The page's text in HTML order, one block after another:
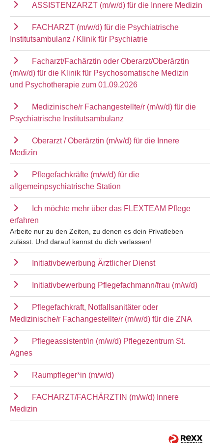
ASSISTENZARZT (m/w/d) für die Innere Medizin
FACHARZT (m/w/d) für die Psychiatrische
Institutsambulanz / Klinik für Psychiatrie
Facharzt/Fachärztin oder Oberarzt/Oberärztin
(m/w/d) für die Klinik für Psychosomatische Medizin
und Psychotherapie zum 01.09.2026
Medizinische/r Fachangestellte/r (m/w/d) für die
Psychiatrische Institutsambulanz
Oberarzt / Oberärztin (m/w/d) für die Innere
Medizin
Pflegefachkräfte (m/w/d) für die
allgemeinpsychiatrische Station
Ich möchte mehr über das FLEXTEAM Pflege
erfahren
Arbeite nur zu den Zeiten, zu denen es dein Privatleben
zulässt. Und darauf kannst du dich verlassen!
Initiativbewerbung Ärztlicher Dienst
Initiativbewerbung Pflegefachmann/frau (m/w/d)
Pflegefachkraft, Notfallsanitäter oder
Medizinische/r Fachangestellte/r (m/w/d) für die ZNA
Pflegeassistent/in (m/w/d) Pflegezentrum St.
Agnes
Raumpfleger*in (m/w/d)
FACHARZT/FACHÄRZTIN (m/w/d) Innere
Medizin